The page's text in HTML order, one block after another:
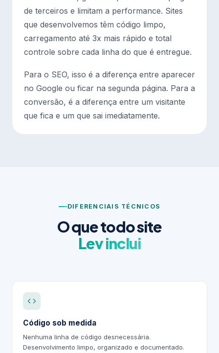
de terceiros e limitam a performance. Sites
que desenvolvemos têm código limpo,
carregamento até 3x mais rápido e total
controle sobre cada linha do que é entregue.
Para o SEO, isso é a diferença entre aparecer
no Google ou ficar na segunda página. Para a
conversão, é a diferença entre um visitante
que fica e um que sai imediatamente.
DIFERENCIAIS TÉCNICOS
O que todo site
Lev inclui
Código sob medida
Nenhuma linha de código desnecessária.
Desenvolvimento limpo, organizado e documentado.